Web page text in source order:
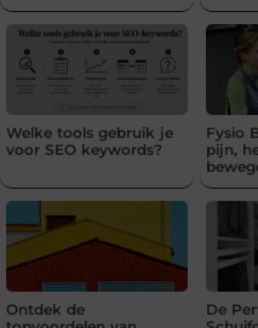
Welke tools gebruik je
voor SEO keywords?
Fysio
pijn,
Ontdek de
De